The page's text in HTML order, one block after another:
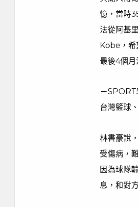
憶，當時
法從阿基
Kobe，希
最後4個月
－
台灣籃球
林書豪說
受傷病，
因為球隊
息，和對